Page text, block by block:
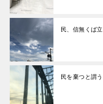
民、信無くば
民を棄つと謂